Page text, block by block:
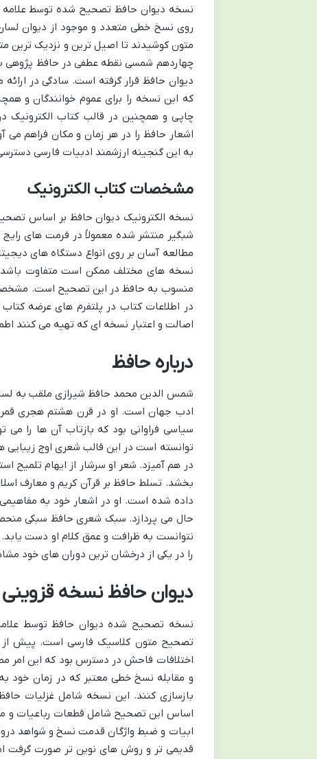
نسخه دیوان حافظ تصحیح شده توسط علامه
روی نسخ خطی متعدد و موجود از دیوان
متون کوشیدند تا اصیل ترین و نزدیک ترین
چهاردهم شمسی نقطه عطفی در حافظ پژوهی
دیوان حافظ قرار گرفته است. سادگی در
که این نسخه را برای عموم خوانندگان و
چاپی و همچنین در قالب کتاب الکترونیک
اشعار حافظ را در هر زمان و مکان فراهم می
به این گنجینه ارزشمند ادبیات فارسی
مشخصات کتاب الکترونیک
نسخه الکترونیک دیوان حافظ بر اساس
مطالعه آسان بر روی انواع دستگاه های
نسخه های مختلف ممکن است متفاوت باشد
در اطلاعات کتاب در پلتفرم های عرضه
اصالت و اعتبار نسخه ای که تهیه می کنند
درباره حافظ
شمس الدین محمد حافظ شیرازی ملقب به لسان
ادب جهان است. او در قرن هشتم هجری
سیاسی فراوانی بود که بازتاب آن ها را
توانسته است در این قالب شعری اوج زیبایی
در هم آمیزد. شعر او سرشار از ایهام تلمیح
بخشد. تسلط حافظ بر قرآن کریم و معارف
داده شده است. او در اشعار خود به
حال می پردازد. سبک شعری حافظ سبکی
نتوانست به ظرافت و عمق کلام او دست
را در یکی از درخشان ترین دوران های خود
دیوان حافظ نسخه
نسخه تصحیح شده دیوان حافظ توسط
تصحیح متون کلاسیک فارسی است. پیش از
اختلافات فاحش در دسترس بود که این امر
و مقابله نسخ خطی معتبر که در زمان خود
بازسازی کنند. این نسخه شامل غزلیات
اساس این تصحیح شامل قطعات رباعیات و
ابیات و ضبط واژگان قدمت نسخ و شواهد
قدیمی تر و روش های نوین تر صورت گرفت